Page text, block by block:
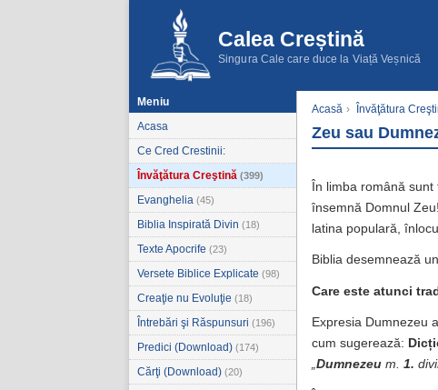
Calea Creștină
Singura Cale care duce la Viață Veșnică
Meniu
Acasa
Ce Cred Crestinii:
Învăţătura Creştină (399)
Evanghelia (45)
Biblia Inspirată Divin (18)
Texte Apocrife (23)
Versete Biblice Explicate (98)
Creaţie nu Evoluţie (18)
Întrebări şi Răspunsuri (196)
Predici (Download) (174)
Cărţi (Download) (20)
Acasă › Învăţătura
Zeu sau
În limba română
însemnă Domnul
latina populară,
Biblia desemnează
Care este atunci
Expresia Dumnezeu
cum sugerează:
„Dumnezeu m. 1.